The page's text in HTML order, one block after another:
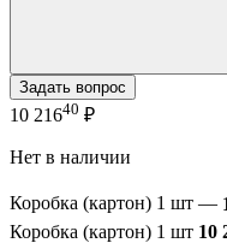
Задать вопрос
10 21640 ₽
Нет в наличии
Коробка (картон) 1 шт —
Коробка (картон) 1 шт 10